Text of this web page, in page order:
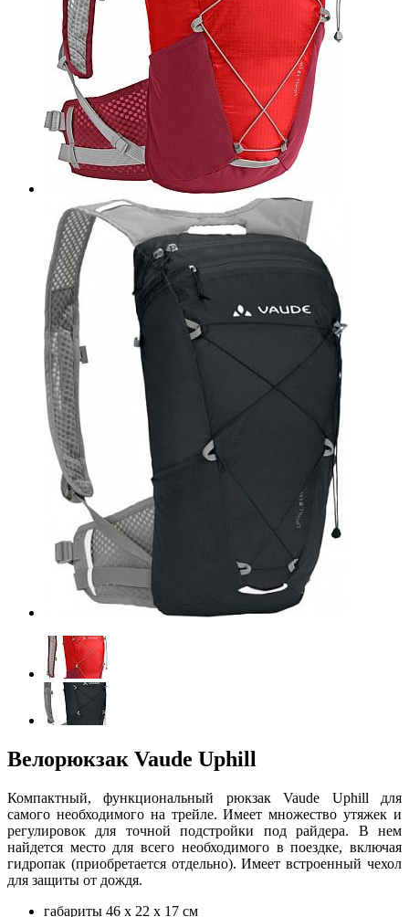
Велорюкзак Vaude Uphill
Компактный, функциональный рюкзак Vaude Uphill для
самого необходимого на трейле. Имеет множество утяжек и
регулировок для точной подстройки под райдера. В нем
найдется место для всего необходимого в поездке, включая
гидропак (приобретается отдельно). Имеет встроенный чехол
для защиты от дождя.
габариты 46 x 22 x 17 см